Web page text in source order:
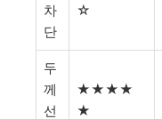
차
단
☆
두
께
선
★★★★
★